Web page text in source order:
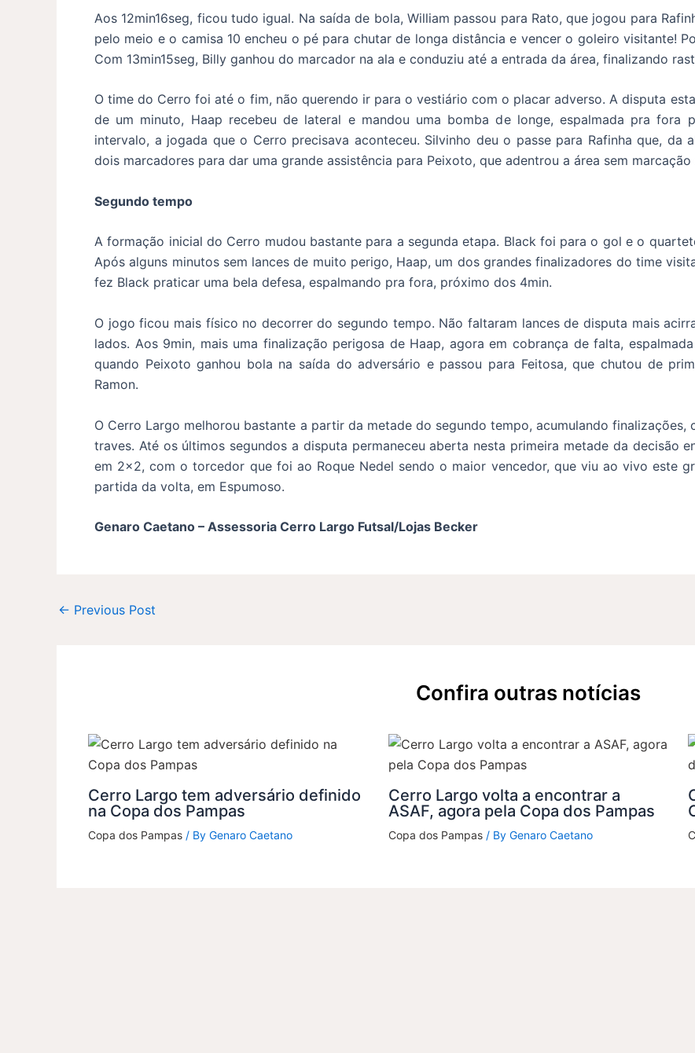
Aos 12min16seg, ficou tudo igual. Na saída de bola, William passou para Rato, que jogou para
pelo meio e o camisa 10 encheu o pé para chutar de longa distância e vencer o goleiro visitante!
Com 13min15seg, Billy ganhou do marcador na ala e conduziu até a entrada da área, finalizando
O time do Cerro foi até o fim, não querendo ir para o vestiário com o placar adverso. A disputa
de um minuto, Haap recebeu de lateral e mandou uma bomba de longe, espalmada pra fora
intervalo, a jogada que o Cerro precisava aconteceu. Silvinho deu o passe para Rafinha que, da
dois marcadores para dar uma grande assistência para Peixoto, que adentrou a área sem
Segundo tempo
A formação inicial do Cerro mudou bastante para a segunda etapa. Black foi para o gol e o
Após alguns minutos sem lances de muito perigo, Haap, um dos grandes finalizadores do time
fez Black praticar uma bela defesa, espalmando pra fora, próximo dos 4min.
O jogo ficou mais físico no decorrer do segundo tempo. Não faltaram lances de disputa mais
lados. Aos 9min, mais uma finalização perigosa de Haap, agora em cobrança de falta,
quando Peixoto ganhou bola na saída do adversário e passou para Feitosa, que chutou de
Ramon.
O Cerro Largo melhorou bastante a partir da metade do segundo tempo, acumulando
traves. Até os últimos segundos a disputa permaneceu aberta nesta primeira metade da decisão
em 2×2, com o torcedor que foi ao Roque Nedel sendo o maior vencedor, que viu ao vivo este
partida da volta, em Espumoso.
Genaro Caetano – Assessoria Cerro Largo Futsal/Lojas Becker
← Previous Post
Confira outras notícias
Cerro Largo tem adversário definido
na Copa dos Pampas
Copa dos Pampas / By Genaro Caetano
Cerro Largo volta a encontrar a
ASAF, agora pela Copa dos Pampas
Copa dos Pampas/ By Genaro Caetano